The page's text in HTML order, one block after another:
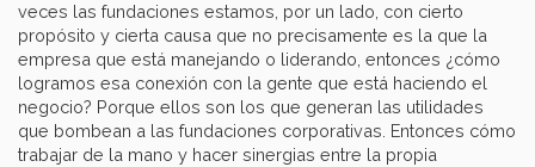
veces las fundaciones estamos, por un lado, con cierto
propósito y cierta causa que no precisamente es la que la
empresa que está manejando o liderando, entonces ¿cómo
logramos esa conexión con la gente que está haciendo el
negocio? Porque ellos son los que generan las utilidades
que bombean a las fundaciones corporativas. Entonces cómo
trabajar de la mano y hacer sinergias entre la propia